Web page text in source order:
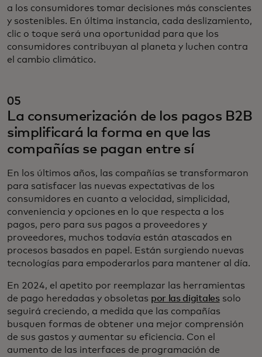
a los consumidores tomar decisiones más conscientes
y sostenibles. En última instancia, cada deslizamiento,
clic o toque será una oportunidad para que los
consumidores contribuyan al planeta y luchen contra
el cambio climático.
05
La consumerización de los pagos B2B
simplificará la forma en que las
compañías se pagan entre sí
En los últimos años, las compañías se transformaron
para satisfacer las nuevas expectativas de los
consumidores en cuanto a velocidad, simplicidad,
conveniencia y opciones en lo que respecta a los
pagos, pero para sus pagos a proveedores y
proveedores, muchos todavía están atascados en
procesos basados en papel. Están surgiendo nuevas
tecnologías para empoderarlos para mantener al día.
En 2024, el apetito por reemplazar las herramientas
de pago heredadas y obsoletas por las digitalessolo
seguirá creciendo, a medida que las compañías
busquen formas de obtener una mejor comprensión
de sus gastos y aumentar su eficiencia. Con el
aumento de las interfaces de programación de